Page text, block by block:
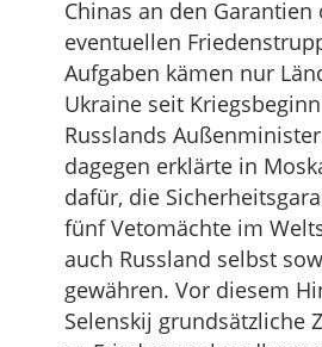
Chinas an den Garantien
eventuellen
Aufgaben kämen nur
Ukraine seit
Russlands
dagegen erklärte in
dafür, die
fünf Vetomächte im
auch Russland selbst
gewähren. Vor diesem
Selenskij grundsätzliche